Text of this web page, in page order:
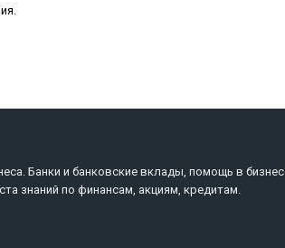
Банки и банковские вклады, помощь в бизнес
знаний по финансам, акциям, кредитам.